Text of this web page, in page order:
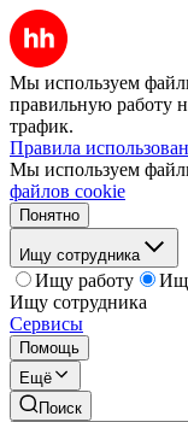
Мы используем
правильную работу
трафик.
Правила
Мы используем
файлов cookie
Понятно
Ищу сотрудника
Ищу работу
Ищу сотрудника
Сервисы
Помощь
Ещё
Поиск